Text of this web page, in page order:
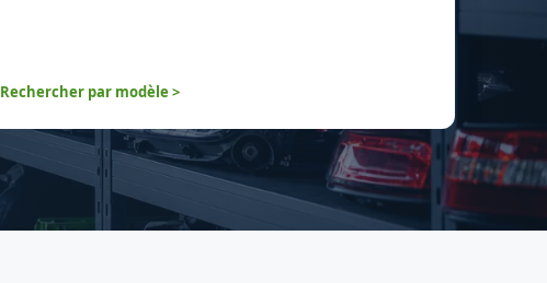
Rechercher par modèle >